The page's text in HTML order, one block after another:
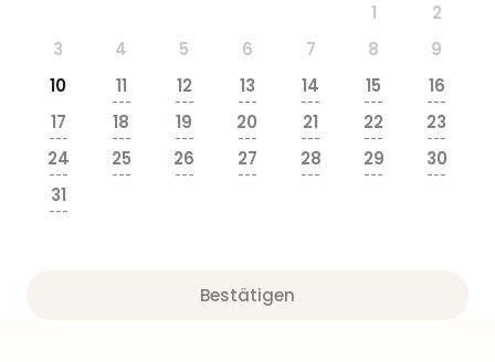
1
2
3
4 5 6 7 8
9
10
11
---
12
---
13
---
14
---
15
---
16
---
17
---
18
---
19
---
20
---
21
---
22
---
23
---
24
---
25
---
26
---
27
---
28
---
29
---
30
---
31
---
Bestätigen